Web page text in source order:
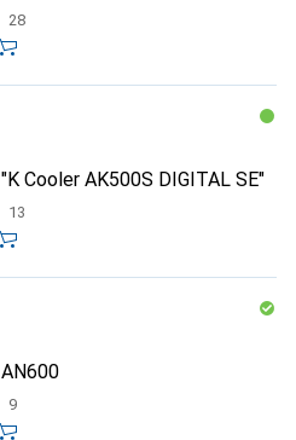
28
"K Cooler AK500S DIGITAL SE"
13
AN600
9